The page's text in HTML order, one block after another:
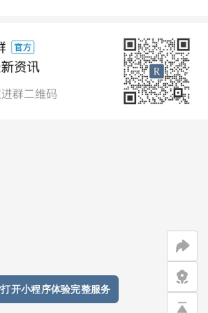
打开小程序体验完整服务